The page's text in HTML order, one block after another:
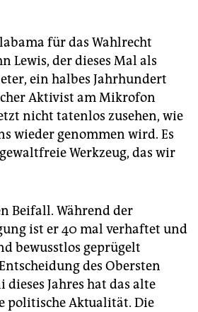
für das Wahlrecht
Lewis, der dieses Mal als
ein halbes Jahrhundert
Aktivist am Mikrofon
nicht tatenlos zusehen, wie
wieder genommen wird. Es
Werkzeug, das wir
Beifall. Während der
ist er 40 mal verhaftet und
bewusstlos geprügelt
des Obersten
dieses Jahres hat das alte
politische Aktualität. Die